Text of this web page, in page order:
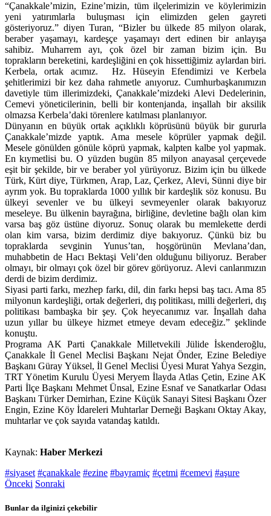
“Çanakkale’mizin, Ezine’mizin, tüm ilçelerimizin ve köylerimizin
yeni yatırımlarla buluşması için elimizden gelen gayreti
gösteriyoruz.” diyen Turan, “Bizler bu ülkede 85 milyon olarak,
beraber yaşamayı, kardeşçe yaşamayı dert edinen bir anlayışa
sahibiz. Muharrem ayı, çok özel bir zaman bizim için. Bu
toprakların bereketini, kardeşliğini en çok hissettiğimiz aylardan biri.
Kerbela, ortak acımız. Hz. Hüseyin Efendimizi ve Kerbela
şehitlerimizi bir kez daha rahmetle anıyoruz. Cumhurbaşkanımızın
davetiyle tüm illerimizdeki, Çanakkale’mizdeki Alevi Dedelerinin,
Cemevi yöneticilerinin, belli bir kontenjanda, inşallah bir aksilik
olmazsa Kerbela’daki törenlere katılması planlanıyor.
Dünyanın en büyük ortak açıklıklı köprüsünü büyük bir gururla
Çanakkale’mizde yaptık. Ama mesele köprüler yapmak değil.
Mesele gönülden gönüle köprü yapmak, kalpten kalbe yol yapmak.
En kıymetlisi bu. O yüzden bugün 85 milyon anayasal çerçevede
eşit bir şekilde, bir ve beraber yol yürüyoruz. Bizim için bu ülkede
Türk, Kürt diye, Türkmen, Arap, Laz, Çerkez, Alevi, Sünni diye bir
ayrım yok. Bu topraklarda 1000 yıllık bir kardeşlik söz konusu. Bu
ülkeyi sevenler ve bu ülkeyi sevmeyenler olarak bakıyoruz
meseleye. Bu ülkenin bayrağına, birliğine, devletine bağlı olan kim
varsa baş göz üstüne diyoruz. Sonuç olarak bu memlekette derdi
olan kim varsa, bizim derdimiz diye bakıyoruz. Çünkü biz bu
topraklarda sevginin Yunus’tan, hoşgörünün Mevlana’dan,
muhabbetin de Hacı Bektaşi Veli’den olduğunu biliyoruz. Beraber
olmayı, bir olmayı çok özel bir görev görüyoruz. Alevi canlarımızın
derdi de bizim derdimiz.
Siyasi parti farkı, mezhep farkı, dil, din farkı hepsi baş tacı. Ama 85
milyonun kardeşliği, ortak değerleri, dış politikası, milli değerleri, dış
politikası bambaşka bir şey. Çok heyecanımız var. İnşallah daha
uzun yıllar bu ülkeye hizmet etmeye devam edeceğiz.” şeklinde
konuştu.
Programa AK Parti Çanakkale Milletvekili Jülide İskenderoğlu,
Çanakkale İl Genel Meclisi Başkanı Nejat Önder, Ezine Belediye
Başkanı Güray Yüksel, İl Genel Meclisi Üyesi Murat Yahya Sezgin,
TRT Yönetim Kurulu Üyesi Meryem İlayda Atlas Çetin, Ezine AK
Parti İlçe Başkanı Mehmet Ünsal, Ezine Esnaf ve Sanatkarlar Odası
Başkanı Türker Demirhan, Ezine Küçük Sanayi Sitesi Başkanı Özer
Engin, Ezine Köy İdareleri Muhtarlar Derneği Başkanı Oktay Akay,
muhtarlar ve çok sayıda vatandaş katıldı.
Kaynak: Haber Merkezi
#siyaset #çanakkale #ezine #bayramiç #çetmi #cemevi #aşure
Önceki Sonraki
Bunlar da ilginizi çekebilir